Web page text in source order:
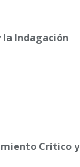
la Indagación
Crítico y